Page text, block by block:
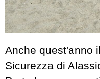
Anche quest'anno
Sicurezza di